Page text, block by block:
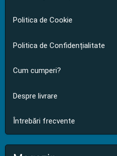
Politica de Cookie
Politica de Confidențialitate
Cum cumperi?
Despre livrare
Întrebări frecvente